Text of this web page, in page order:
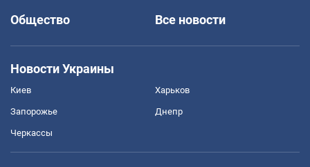
Общество
Все новости
Новости Украины
Киев Харьков
Запорожье Днепр
Черкассы